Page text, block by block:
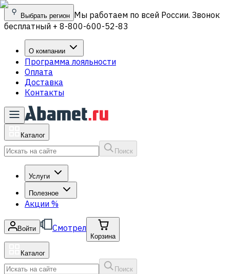
Выбрать регион Мы работаем по всей России. Звонок
бесплатный + 8-800-600-52-83
О компании
Программа лояльности
Оплата
Доставка
Контакты
Каталог
Поиск
Услуги
Полезное
Акции %
Войти Смотрел
Корзина
Каталог
Поиск